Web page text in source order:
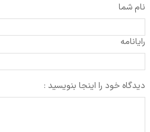
نام شما
رایانامه
دیدگاه خود را اینجا بنویسید :